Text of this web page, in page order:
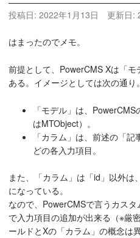
投稿日: 2022年1月13日 更新日:
はまったのでメモ。
前提として、PowerCMS Xは「
ある。イメージとしては次の通り。
「モデル」は、
はMTObject）。
「カラム」は、前述の「
どの各入力項目。
また、「カラム」は「id」以外は
になっている。
なので、PowerCMSで言うカス
で入力項目の追加が出来る（※厳
ールドとXの「カラム」の概念は